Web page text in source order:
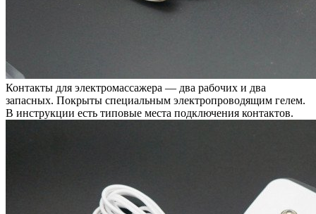
Контакты для электромассажера — два рабочих и два
запасных. Покрыты специальным электропроводящим гелем.
В инструкции есть типовые места подключения контактов.